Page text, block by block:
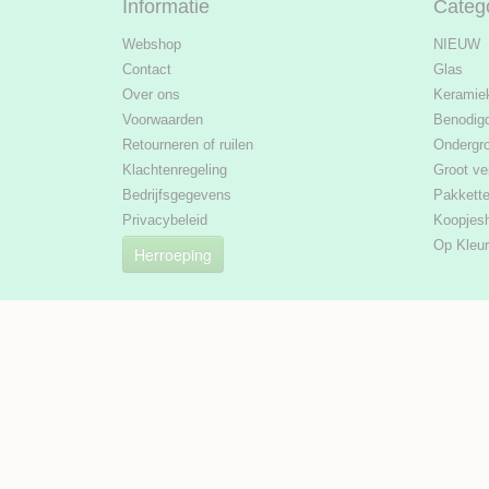
Informatie
Webshop
Contact
Over ons
Voorwaarden
Retourneren of ruilen
Klachtenregeling
Bedrijfsgegevens
Privacybeleid
Herroeping
NIEUW
Glas
Groot
Op Kleur